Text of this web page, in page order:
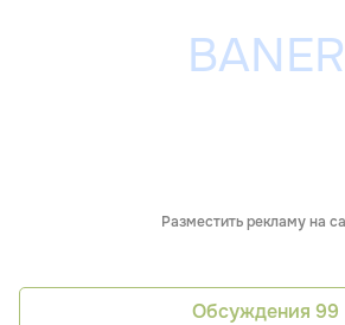
Разместить рекламу на
Обсуждения 99